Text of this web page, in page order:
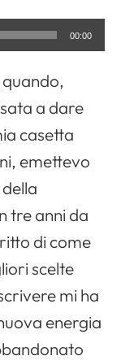
00:00
quando,
a dare
casetta
emettevo
tre anni da
di come
scelte
mi ha
energia